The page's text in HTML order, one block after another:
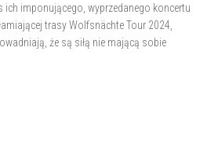
ich imponującego, wyprzedanego koncertu
trasy Wolfsnächte Tour 2024,
że są siłą nie mającą sobie